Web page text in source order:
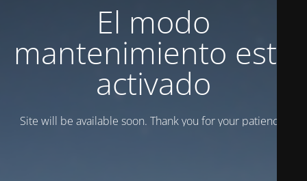
El modo
mantenimiento está
activado
Site will be available soon. Thank you for your patience!